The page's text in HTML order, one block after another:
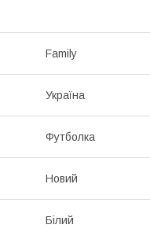
Family
Україна
Футболка
Новий
Білий